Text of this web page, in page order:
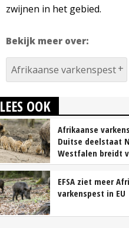
zwijnen in het gebied.
Bekijk meer over:
Afrikaanse varkenspest
LEES OOK
Afrikaanse
Duitse deelstaat
Westfalen breidt
EFSA ziet meer
varkenspest in EU